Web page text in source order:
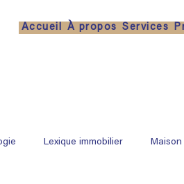
Accueil À propos Services
Lexique immobilier